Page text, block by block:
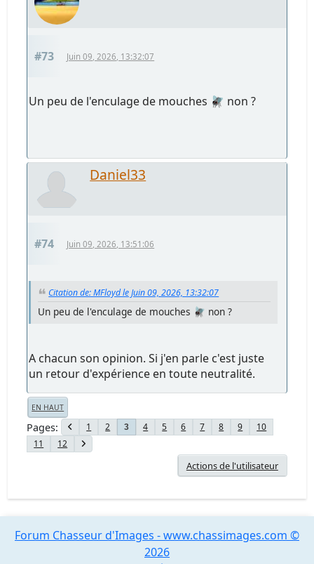
#73 Juin 09, 2026, 13:32:07
Un peu de l'enculage de mouches 🪰 non ?
Daniel33
#74 Juin 09, 2026, 13:51:06
Citation de: MFloyd le Juin 09, 2026, 13:32:07
Un peu de l'enculage de mouches 🪰 non ?
A chacun son opinion. Si j'en parle c'est juste
un retour d'expérience en toute neutralité.
EN HAUT
Pages 1 2 3 4 5 6 7 8 9
10
11
12
Actions de l'utilisateur
Forum Chasseur d'Images - www.chassimages.com ©
2026